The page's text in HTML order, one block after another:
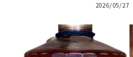
投稿日
2026/05/27